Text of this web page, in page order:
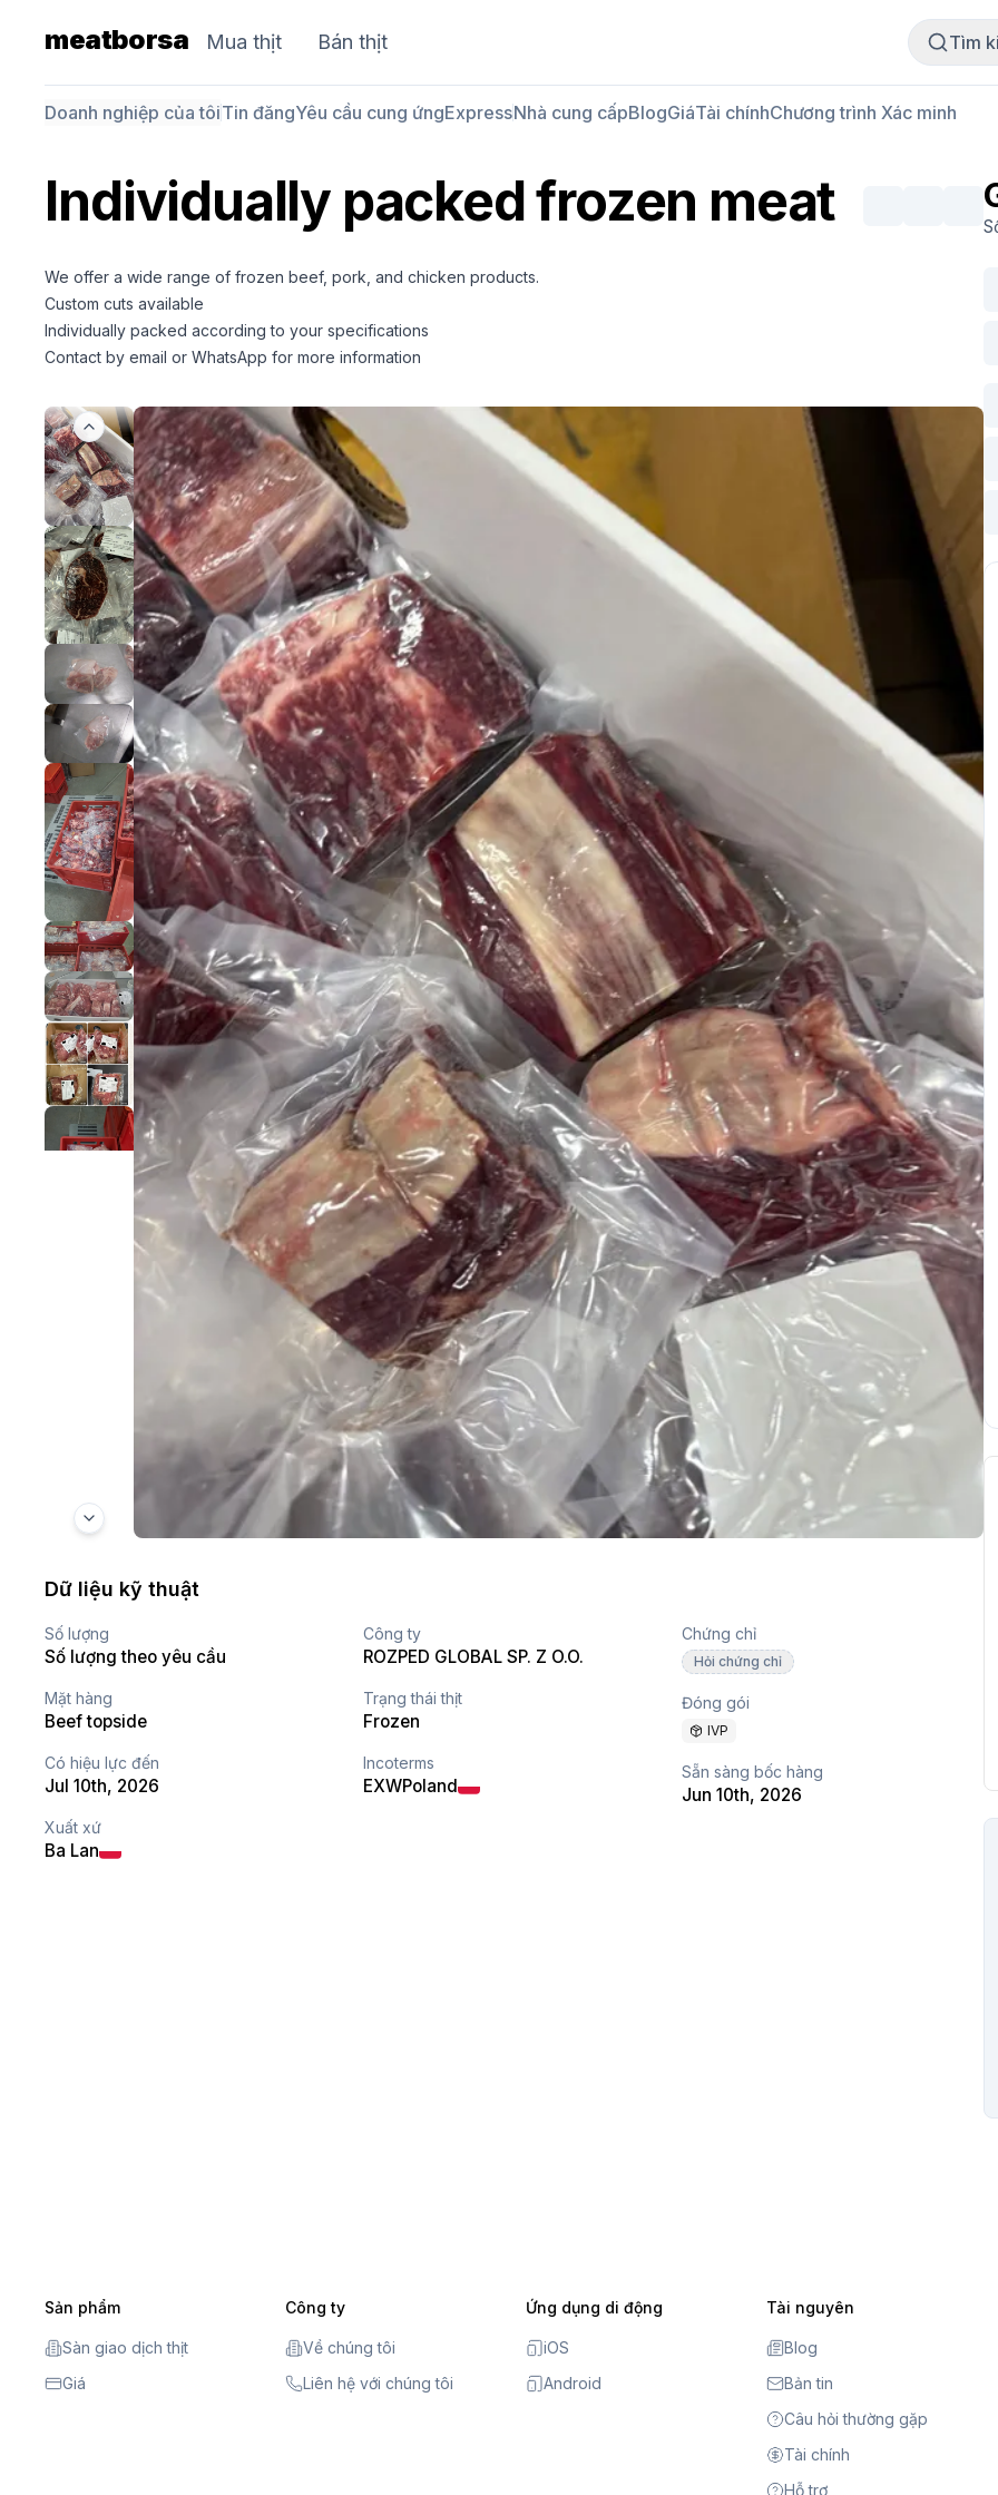
meatborsa Mua thịt Bán thịt Tìm
Doanh nghiệp của tôiTin đăngYêu cầu cung ứngExpressNhà cung cấpBlogGiáTài chínhChương trình Xác minh
Individually packed frozen meat
We offer a wide range of frozen beef, pork, and chicken products.
Custom cuts available
Individually packed according to your specifications
Contact by email or WhatsApp for more information
Dữ liệu kỹ thuật
Số lượng
Số lượng theo yêu cầu
Mặt hàng
Beef topside
Có hiệu lực đến
Jul 10th, 2026
Xuất xứ
Ba Lan
Công ty
ROZPED GLOBAL SP. Z O.O.
Trạng thái thịt
Frozen
Incoterms
EXWPoland
Chứng chỉ
Hỏi chứng chỉ
Đóng gói
IVP
Sẵn sàng bốc hàng
Jun 10th, 2026
Sản phẩm
Sàn giao dịch thịt
Giá
Công ty
Về chúng tôi
Liên hệ với chúng tôi
Ứng dụng di động
iOS
Android
Tài nguyên
Blog
Bản tin
Câu hỏi thường gặp
Tài chính
Hỗ trợ